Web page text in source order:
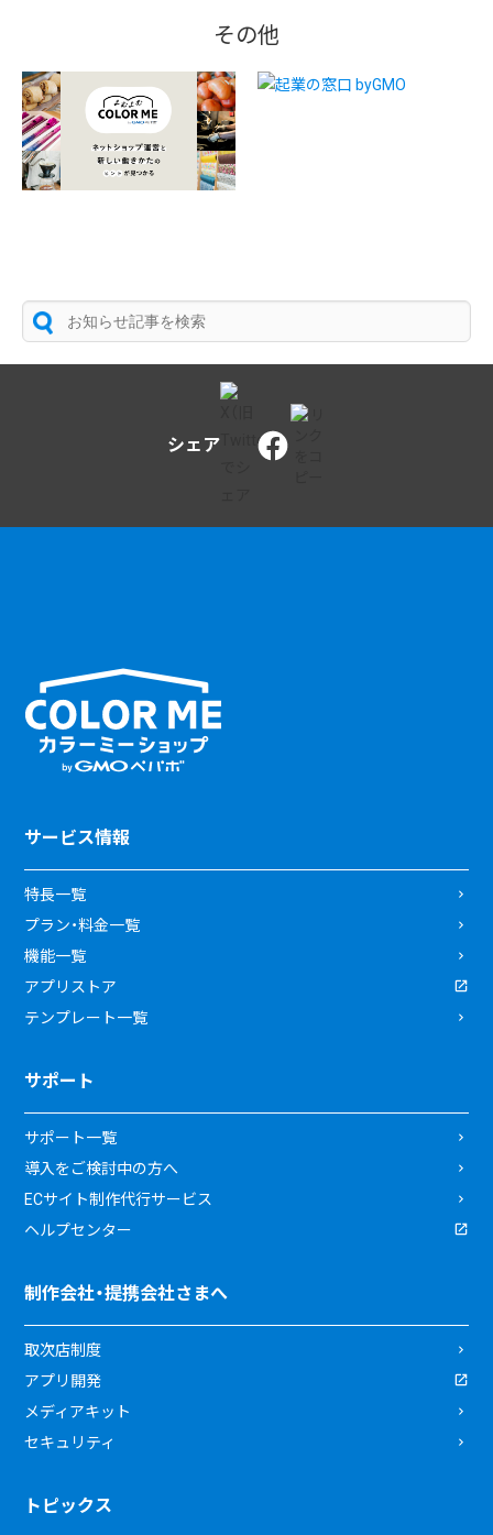
その他
シェア
サービス情報
特長一覧
プラン・料金一覧
機能一覧
アプリストア
テンプレート一覧
サポート
サポート一覧
導入をご検討中の方へ
ECサイト制作代行サービス
ヘルプセンター
制作会社・提携会社さまへ
取次店制度
アプリ開発
メディアキット
セキュリティ
トピックス